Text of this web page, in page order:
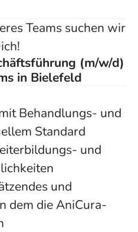
Teams suchen wir
(m/w/d)
in Bielefeld
Behandlungs- und
Standard
und
und
dem die AniCura-